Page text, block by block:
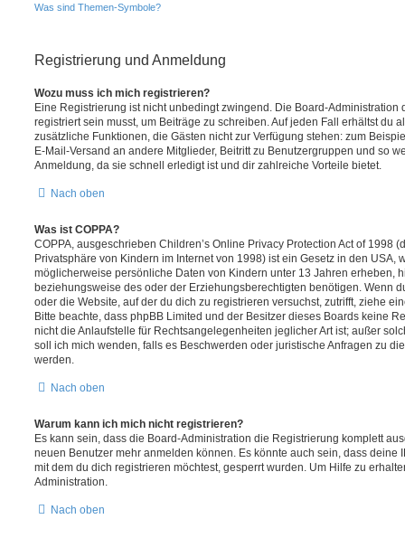
Was sind Themen-Symbole?
Registrierung und Anmeldung
Wozu muss ich mich registrieren?
Eine Registrierung ist nicht unbedingt zwingend. Die Board-Administration
registriert sein musst, um Beiträge zu schreiben. Auf jeden Fall erhältst du
zusätzliche Funktionen, die Gästen nicht zur Verfügung stehen: zum
E-Mail-Versand an andere Mitglieder, Beitritt zu Benutzergruppen und so
Anmeldung, da sie schnell erledigt ist und dir zahlreiche Vorteile bietet.
Nach oben
Was ist COPPA?
COPPA, ausgeschrieben Children’s Online Privacy Protection Act of 1998
Privatsphäre von Kindern im Internet von 1998) ist ein Gesetz in den USA,
möglicherweise persönliche Daten von Kindern unter 13 Jahren erheben,
beziehungsweise des oder der Erziehungsberechtigten benötigen. Wenn
oder die Website, auf der du dich zu registrieren versuchst, zutrifft, ziehe
Bitte beachte, dass phpBB Limited und der Besitzer dieses Boards keine
nicht die Anlaufstelle für Rechtsangelegenheiten jeglicher Art ist; außer
soll ich mich wenden, falls es Beschwerden oder juristische Anfragen zu
werden.
Nach oben
Warum kann ich mich nicht registrieren?
Es kann sein, dass die Board-Administration die Registrierung komplett
neuen Benutzer mehr anmelden können. Es könnte auch sein, dass deine
mit dem du dich registrieren möchtest, gesperrt wurden. Um Hilfe zu
Administration.
Nach oben